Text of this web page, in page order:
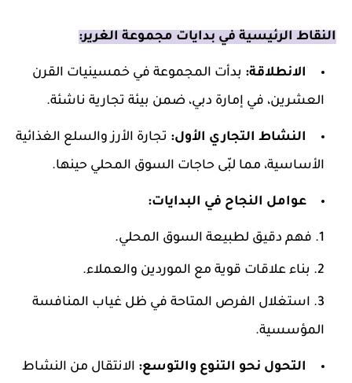
النقاط الرئيسية في بدايات مجموعة الغرير:
الانطلاقة: بدأت المجموعة في خمسينيات القرن
العشرين، في إمارة دبي، ضمن بيئة تجارية ناشئة.
النشاط التجاري الأول: تجارة الأرز والسلع الغذائية
الأساسية، مما لبّى حاجات السوق المحلي حينها.
عوامل النجاح في البدايات:
فهم دقيق لطبيعة السوق المحلي.
بناء علاقات قوية مع الموردين والعملاء.
استغلال الفرص المتاحة في ظل غياب المنافسة
المؤسسية.
التحول نحو التنوع والتوسع: الانتقال من النشاط